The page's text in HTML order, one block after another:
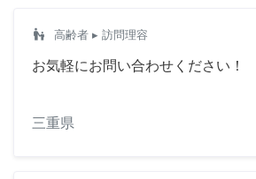
escalator_warning 高齢者 ▸ 訪問理容
お気軽にお問い合わせください！
三重県